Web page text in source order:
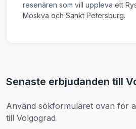
resenären som vill uppleva ett
Moskva och Sankt Petersburg.
Senaste erbjudanden till
Använd sökformuläret ovan för
till Volgograd